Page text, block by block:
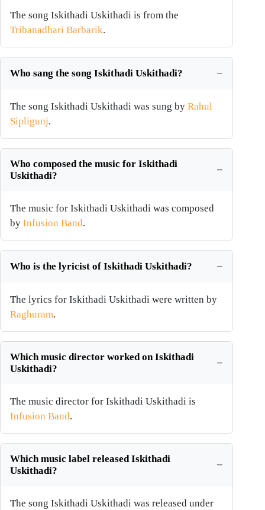
The song Iskithadi Uskithadi is from the
Tribanadhari Barbarik.
Who sang the song Iskithadi Uskithadi?
The song Iskithadi Uskithadi was sung by Rahul
Sipligunj.
Who composed the music for Iskithadi
Uskithadi?
The music for Iskithadi Uskithadi was composed
by Infusion Band.
Who is the lyricist of Iskithadi Uskithadi?
The lyrics for Iskithadi Uskithadi were written by
Raghuram.
Which music director worked on Iskithadi
Uskithadi?
The music director for Iskithadi Uskithadi is
Infusion Band.
Which music label released Iskithadi
Uskithadi?
The song Iskithadi Uskithadi was released under